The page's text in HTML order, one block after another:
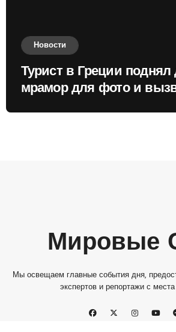
Новости
Турист в Греции поднял
мрамор для фото и
Мировые
Мы освещаем главные события дня,
экспертов и репортажи с